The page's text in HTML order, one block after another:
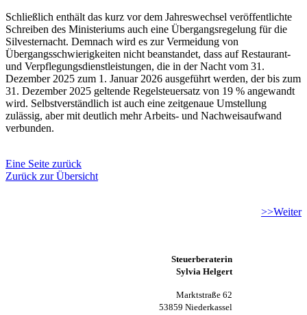
Schließlich enthält das kurz vor dem Jahreswechsel veröffentlichte
Schreiben des Ministeriums auch eine Übergangsregelung für die
Silvesternacht. Demnach wird es zur Vermeidung von
Übergangsschwierigkeiten nicht beanstandet, dass auf Restaurant-
und Verpflegungsdienstleistungen, die in der Nacht vom 31.
Dezember 2025 zum 1. Januar 2026 ausgeführt werden, der bis zum
31. Dezember 2025 geltende Regelsteuersatz von 19 % angewandt
wird. Selbstverständlich ist auch eine zeitgenaue Umstellung
zulässig, aber mit deutlich mehr Arbeits- und Nachweisaufwand
verbunden.
Eine Seite zurück
Zurück zur Übersicht
>>Weiter
Steuerberaterin
Sylvia Helgert
Marktstraße 62
53859 Niederkassel